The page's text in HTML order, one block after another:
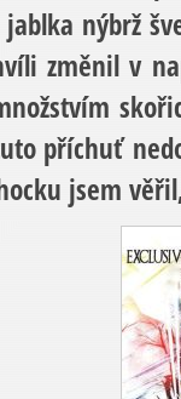
nýbrž
změnil v
příchuť
jsem